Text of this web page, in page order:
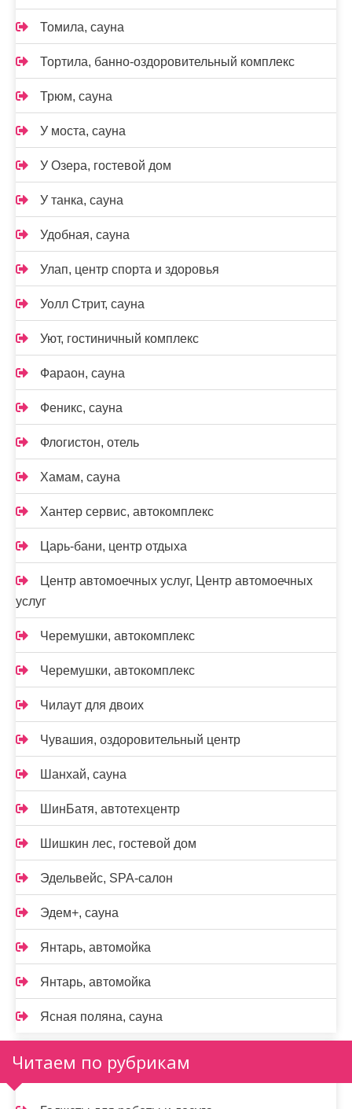
Томила, сауна
Тортила, банно-оздоровительный комплекс
Трюм, сауна
У моста, сауна
У Озера, гостевой дом
У танка, сауна
Удобная, сауна
Улап, центр спорта и здоровья
Уолл Стрит, сауна
Уют, гостиничный комплекс
Фараон, сауна
Феникс, сауна
Флогистон, отель
Хамам, сауна
Хантер сервис, автокомплекс
Царь-бани, центр отдыха
Центр автомоечных услуг, Центр автомоечных
услуг
Черемушки, автокомплекс
Черемушки, автокомплекс
Чилаут для двоих
Чувашия, оздоровительный центр
Шанхай, сауна
ШинБатя, автотехцентр
Шишкин лес, гостевой дом
Эдельвейс, SPA-салон
Эдем+, сауна
Янтарь, автомойка
Янтарь, автомойка
Ясная поляна, сауна
Читаем по рубрикам